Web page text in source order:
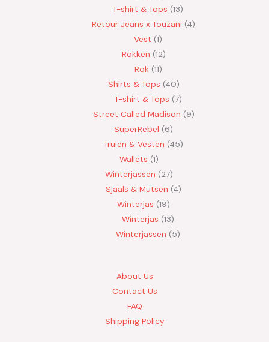
T-shirt & Tops 13
Retour Jeans x Touzani 4
Vest 1
Rokken 12
Rok 11
Shirts & Tops 40
T-shirt & Tops 7
Street Called Madison 9
SuperRebel
6
Truien & Vesten 45
Wallets 1
Winterjassen
27
Sjaals & Mutsen 4
Winterjas 19
Winterjas 13
Winterjassen
5
About Us
Contact Us
FAQ
Shipping Policy